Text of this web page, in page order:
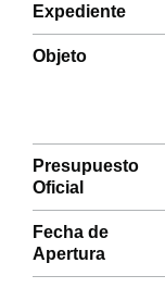
Expediente
Objeto
Presupuesto
Oficial
Fecha de
Apertura